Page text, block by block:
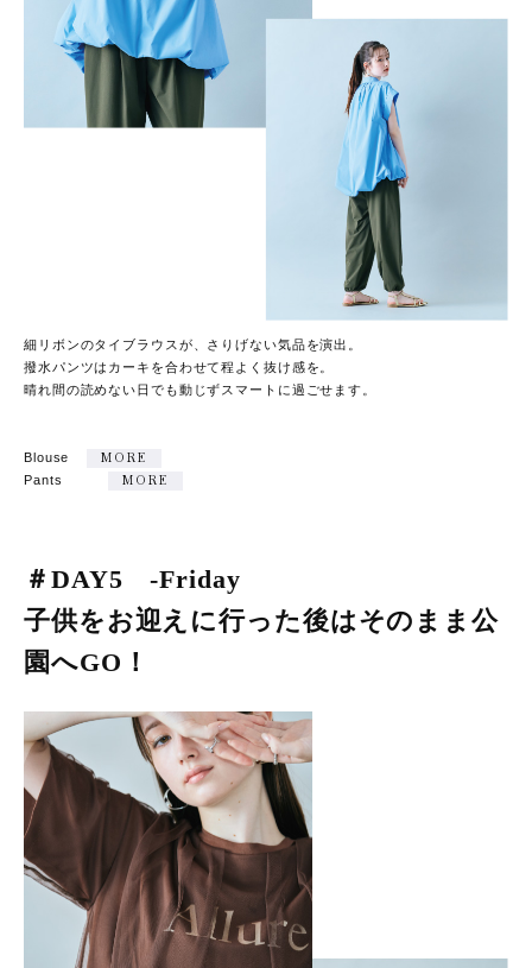
細リボンのタイブラウスが、さりげない気品を演出。
撥水パンツはカーキを合わせて程よく抜け感を。
晴れ間の読めない日でも動じずスマートに過ごせます。
Blouse MORE
Pants MORE
＃DAY5 -Friday
子供をお迎えに行った後はそのまま公
園へGO！